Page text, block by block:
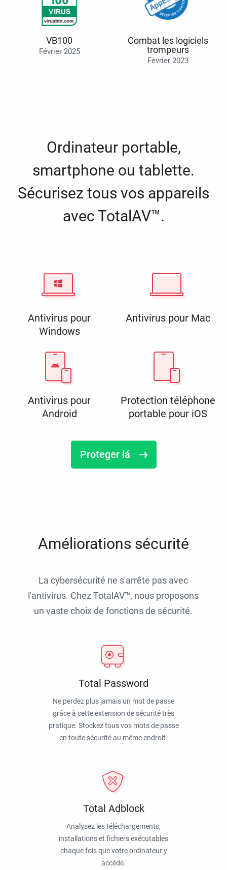
VB100
Février 2025
Combat les logiciels
trompeurs
Février 2023
Ordinateur portable,
smartphone ou tablette.
Sécurisez tous vos appareils
avec TotalAV™.
Antivirus pour
Windows
Antivirus pour Mac
Antivirus pour
Android
Protection téléphone
portable pour iOS
Proteger lá
Améliorations sécurité
La cybersécurité ne s'arrête pas avec
l'antivirus. Chez TotalAV™, nous proposons
un vaste choix de fonctions de sécurité.
Total Password
Ne perdez plus jamais un mot de passe
grâce à cette extension de sécurité très
pratique. Stockez tous vos mots de passe
en toute sécurité au même endroit.
Total Adblock
Analysez les téléchargements,
installations et fichiers exécutables
chaque fois que votre ordinateur y
accède.